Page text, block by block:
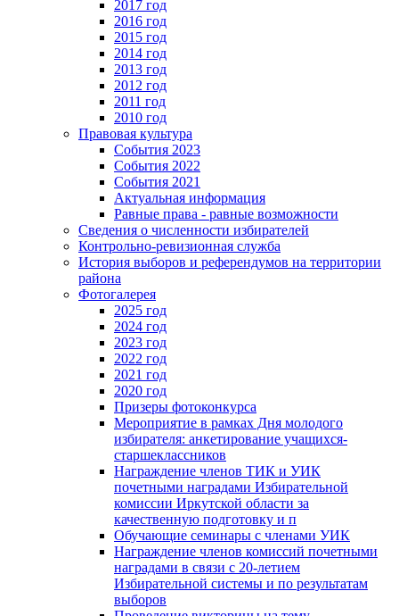
2017 год
2016 год
2015 год
2014 год
2013 год
2012 год
2011 год
2010 год
Правовая культура
События 2023
События 2022
События 2021
Актуальная информация
Равные права - равные возможности
Сведения о численности избирателей
Контрольно-ревизионная служба
История выборов и референдумов на территории
района
Фотогалерея
2025 год
2024 год
2023 год
2022 год
2021 год
2020 год
Призеры фотоконкурса
Мероприятие в рамках Дня молодого
избирателя: анкетирование учащихся-
старшеклассников
Награждение членов ТИК и УИК
почетными наградами Избирательной
комиссии Иркутской области за
качественную подготовку и п
Обучающие семинары с членами УИК
Награждение членов комиссий почетными
наградами в связи с 20-летием
Избирательной системы и по результатам
выборов